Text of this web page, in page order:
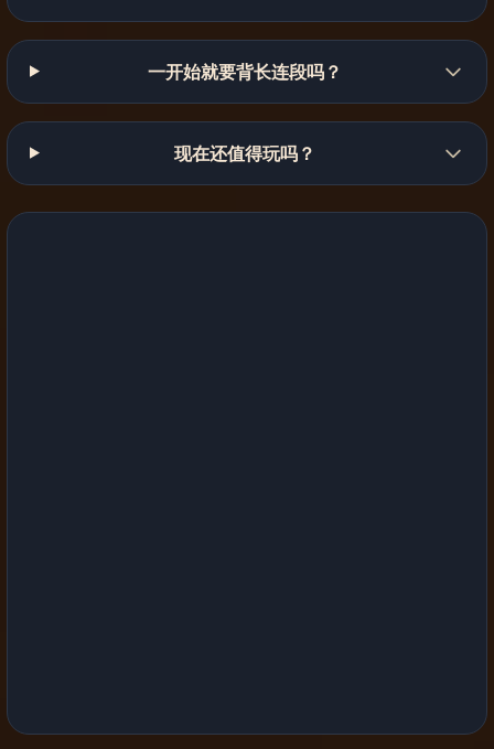
一开始就要背长连段吗？
现在还值得玩吗？